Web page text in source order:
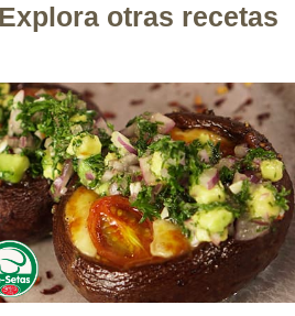
Explora otras recetas